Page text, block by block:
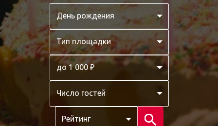
День рождения
Тип площадки
до 1 000 ₽
Число гостей
Рейтинг